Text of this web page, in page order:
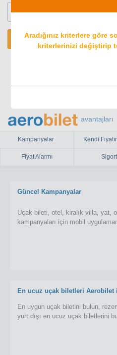
1 oda 2 konuk
ARA
avantajları
Kampanyalar Kendi
Fiyat Alarmı
Güncel Kampanyalar
Uçak bileti, otel, kiralık villa, yat,
kampanyaları için mobil
En ucuz uçak biletleri Aerobilet
En uygun uçak biletini bulun,
yurt dışı en ucuz uçak biletlerini
Aradığınız kriterlere göre
kriterlerinizi değiştirip